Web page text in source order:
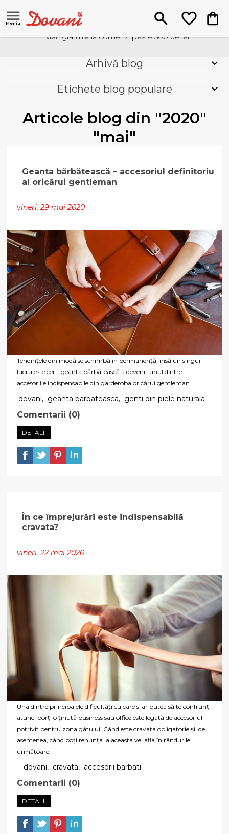
Meniu
Livrari gratuite la comenzi peste 500 de lei
Arhivă blog
Etichete blog populare
Articole blog din "2020"
"mai"
Geanta bărbătească – accesoriul definitoriu
al oricărui gentleman
vineri, 29 mai 2020
Tendințele din modă se schimbă în permanență, însă un singur
lucru este cert: geanta bărbătească a devenit unul dintre
accesoriile indispensabile din garderoba oricărui gentleman.
dovani, geanta barbateasca, genti din piele naturala
Comentarii (0)
DETALII
În ce împrejurări este indispensabilă
cravata?
vineri, 22 mai 2020
Una dintre principalele dificultăți cu care s-ar putea să te confrunți
atunci porți o ținută business sau office este legată de accesoriul
potrivit pentru zona gâtului. Când este cravata obligatorie și, de
asemenea, când poți renunța la aceasta vei afla în rândurile
următoare.
dovani, cravata, accesorii barbati
Comentarii (0)
DETALII